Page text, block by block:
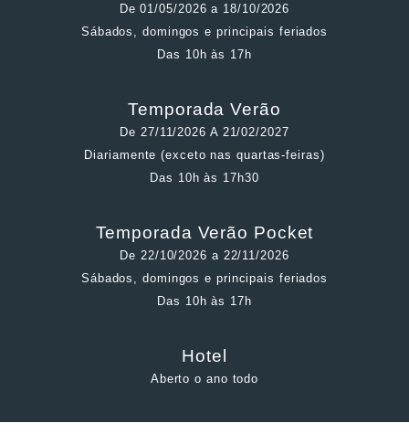
De 01/05/2026 a 18/10/2026
Sábados, domingos e principais feriados
Das 10h às 17h
Temporada Verão
De 27/11/2026 A 21/02/2027
Diariamente (exceto nas quartas-feiras)
Das 10h às 17h30
Temporada Verão Pocket
De 22/10/2026 a 22/11/2026
Sábados, domingos e principais feriados
Das 10h às 17h
Hotel
Aberto o ano todo